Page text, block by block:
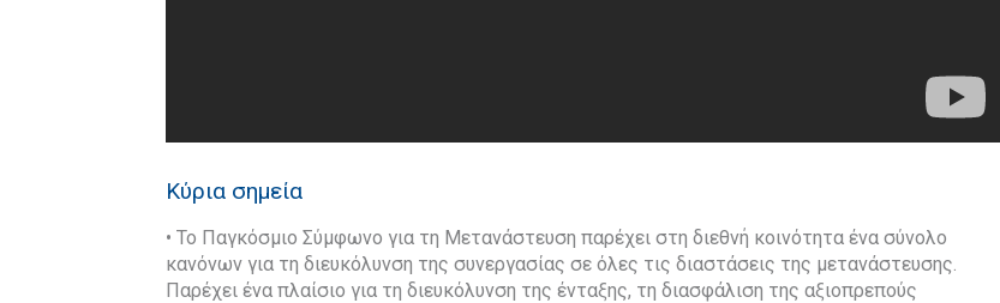
Κύρια σημεία
• Το Παγκόσμιο Σύμφωνο για τη Μετανάστευση παρέχει στη διεθνή κοινότητα ένα σύνολο
κανόνων για τη διευκόλυνση της συνεργασίας σε όλες τις διαστάσεις της μετανάστευσης.
Παρέχει ένα πλαίσιο για τη διευκόλυνση της ένταξης, τη διασφάλιση της αξιοπρεπούς